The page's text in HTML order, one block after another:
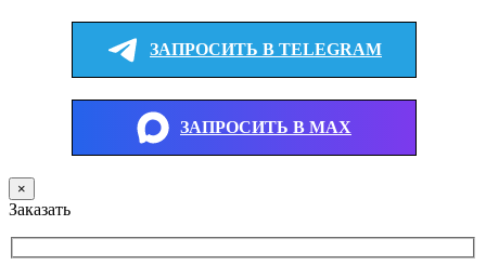
ЗАПРОСИТЬ В TELEGRAM
ЗАПРОСИТЬ В MAX
×
Заказать